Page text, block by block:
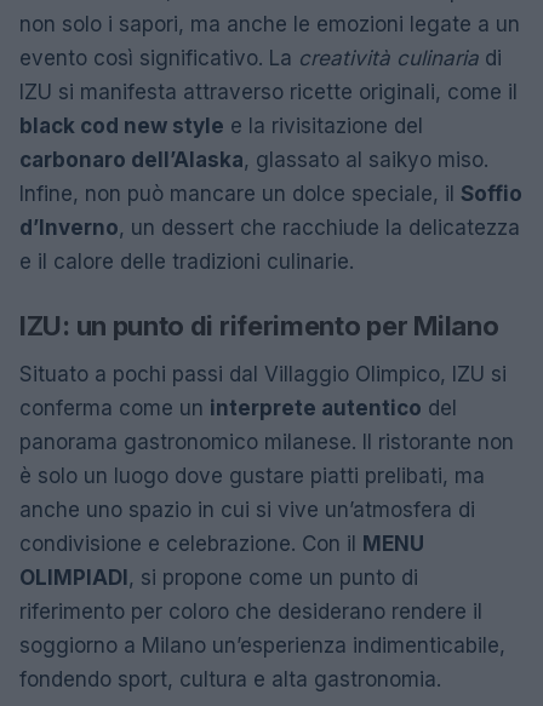
non solo i sapori, ma anche le emozioni legate a un
evento così significativo. La creatività culinaria di
IZU si manifesta attraverso ricette originali, come il
black cod new style e la rivisitazione del
carbonaro dell’Alaska, glassato al saikyo miso.
Infine, non può mancare un dolce speciale, il Soffio
d’Inverno, un dessert che racchiude la delicatezza
e il calore delle tradizioni culinarie.
IZU: un punto di riferimento per Milano
Situato a pochi passi dal Villaggio Olimpico, IZU si
conferma come un interprete autentico del
panorama gastronomico milanese. Il ristorante non
è solo un luogo dove gustare piatti prelibati, ma
anche uno spazio in cui si vive un’atmosfera di
condivisione e celebrazione. Con il MENU
OLIMPIADI, si propone come un punto di
riferimento per coloro che desiderano rendere il
soggiorno a Milano un’esperienza indimenticabile,
fondendo sport, cultura e alta gastronomia.